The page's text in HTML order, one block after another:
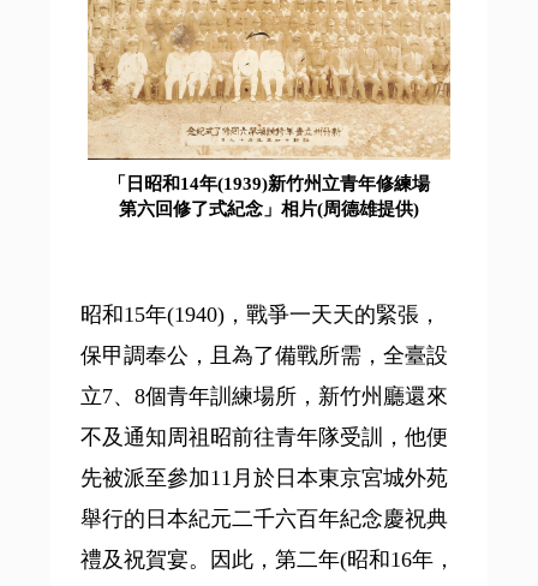
「日昭和14年(1939)新竹州立青年修練場
第六回修了式紀念」相片(周德雄提供)
昭和15年(1940)，戰爭一天天的緊張，
保甲調奉公，且為了備戰所需，全臺設
立7、8個青年訓練場所，新竹州廳還來
不及通知周祖昭前往青年隊受訓，他便
先被派至參加11月於日本東京宮城外苑
舉行的日本紀元二千六百年紀念慶祝典
禮及祝賀宴。因此，第二年(昭和16年，